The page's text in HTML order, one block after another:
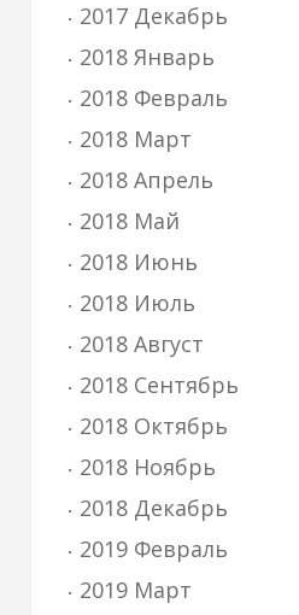
2017 Декабрь
2018 Январь
2018 Февраль
2018 Март
2018 Апрель
2018 Май
2018 Июнь
2018 Июль
2018 Август
2018 Сентябрь
2018 Октябрь
2018 Ноябрь
2018 Декабрь
2019 Февраль
2019 Март